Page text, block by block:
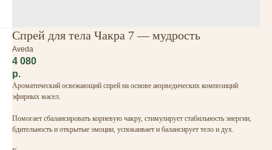
Спрей для тела Чакра 7 — мудрость
Aveda
4 080
р.
Ароматический освежающий спрей на основе аюрведических композиций
эфирных масел.
Помогает сбалансировать корневую чакру, стимулирует стабильность энергии,
бдительность и открытые эмоции, успокаивает и балансирует тело и дух.